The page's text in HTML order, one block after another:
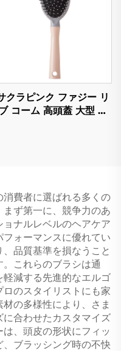
クラピンク ファジー リ
コーム 高頭蓋 大型 曲
費者に選ばれる多くの
ず第一に、競争力のあ
ナルレベルのヘアケア
ォーマンスに優れてい
品質基準を損なうこと
これらのブラシは通
減する先進的なエルゴ
のスタイリストにも家
の多様性により、さま
合わせたカスタマイズ
、頭皮の形状にフィッ
、ブラッシング時の不快